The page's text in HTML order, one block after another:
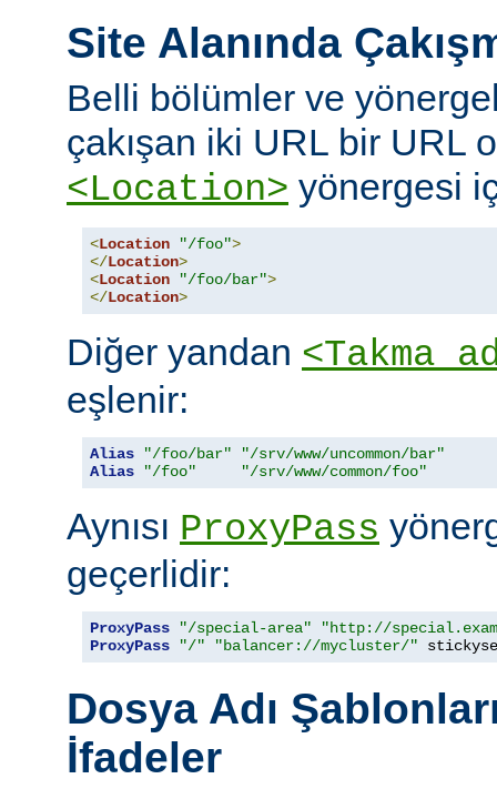
Site Alanında
Belli bölümler ve
çakışan iki URL bir URL
<Location> yönergesi
<Location "/foo">
</Location>
<Location "/foo/bar">
</Location>
Diğer yandan <Takma
eşlenir:
Alias "/foo/bar"
"/srv/www/uncommon/bar"
Alias
"/foo" "/srv/www/common/foo"
Aynısı ProxyPass
geçerlidir:
ProxyPass "/special-area"
"http://
ProxyPass
"/" "balancer://mycluster/"
Dosya Adı
İfadeler